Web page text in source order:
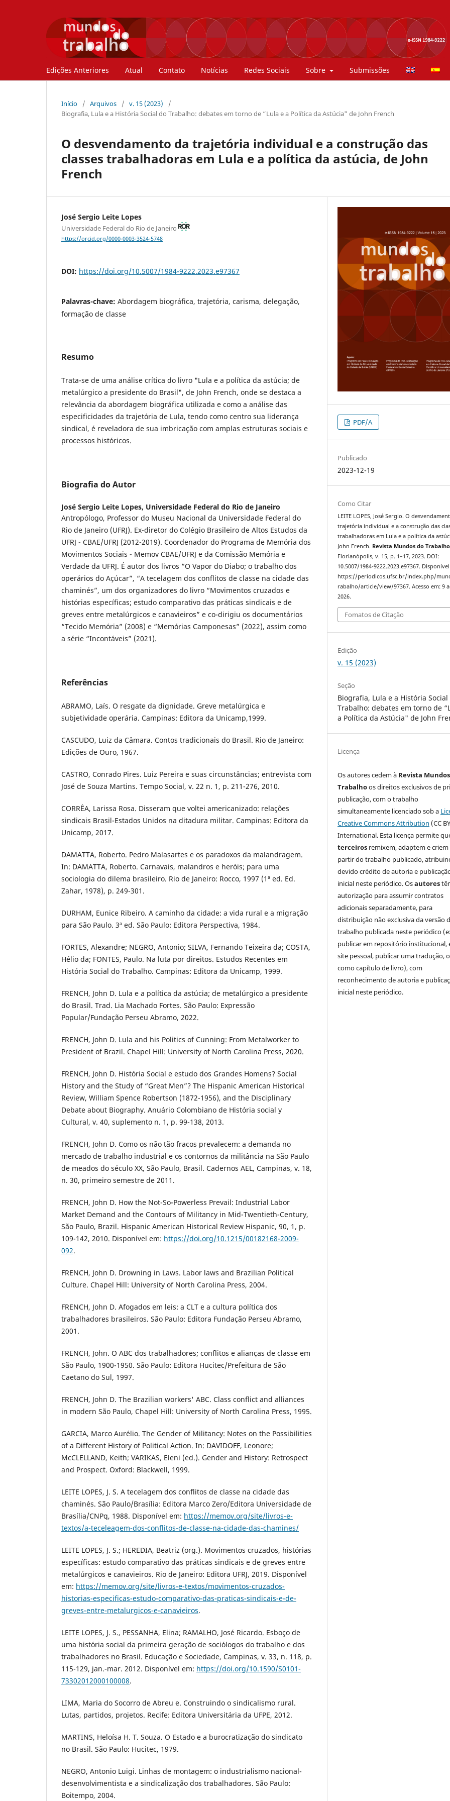
Edições Anteriores Atual Contato Notícias Redes Sociais Sobre Submissões
Início / Arquivos / v. 15 (2023)
/
Biografia, Lula e a História Social do Trabalho: debates em torno de “Lula e a Política da Astúcia" de John French
O desvendamento da trajetória individual e a construção das
classes trabalhadoras em Lula e a política da astúcia, de John
French
José Sergio Leite Lopes
Universidade Federal do Rio de Janeiro
https://orcid.org/0000-0003-3524-5748
DOI: https://doi.org/10.5007/1984-9222.2023.e97367
Palavras-chave: Abordagem biográfica, trajetória, carisma, delegação,
formação de classe
Resumo
Trata-se de uma análise crítica do livro "Lula e a política da astúcia; de
metalúrgico a presidente do Brasil", de John French, onde se destaca a
relevância da abordagem biográfica utilizada e como a análise das
especificidades da trajetória de Lula, tendo como centro sua liderança
sindical, é reveladora de sua imbricação com amplas estruturas sociais e
processos históricos.
Biografia do Autor
José Sergio Leite Lopes, Universidade Federal do Rio de Janeiro
Antropólogo, Professor do Museu Nacional da Universidade Federal do
Rio de Janeiro (UFRJ). Ex-diretor do Colégio Brasileiro de Altos Estudos da
UFRJ - CBAE/UFRJ (2012-2019). Coordenador do Programa de Memória dos
Movimentos Sociais - Memov CBAE/UFRJ e da Comissão Memória e
Verdade da UFRJ. É autor dos livros “O Vapor do Diabo; o trabalho dos
operários do Açúcar”, “A tecelagem dos conflitos de classe na cidade das
chaminés”, um dos organizadores do livro “Movimentos cruzados e
histórias específicas; estudo comparativo das práticas sindicais e de
greves entre metalúrgicos e canavieiros” e co-dirigiu os documentários
“Tecido Memória” (2008) e “Memórias Camponesas” (2022), assim como
a série “Incontáveis” (2021).
Referências
ABRAMO, Laís. O resgate da dignidade. Greve metalúrgica e
subjetividade operária. Campinas: Editora da Unicamp,1999.
CASCUDO, Luiz da Câmara. Contos tradicionais do Brasil. Rio de Janeiro:
Edições de Ouro, 1967.
CASTRO, Conrado Pires. Luiz Pereira e suas circunstâncias; entrevista com
José de Souza Martins. Tempo Social, v. 22 n. 1, p. 211-276, 2010.
CORRÊA, Larissa Rosa. Disseram que voltei americanizado: relações
sindicais Brasil-Estados Unidos na ditadura militar. Campinas: Editora da
Unicamp, 2017.
DAMATTA, Roberto. Pedro Malasartes e os paradoxos da malandragem.
In: DAMATTA, Roberto. Carnavais, malandros e heróis; para uma
sociologia do dilema brasileiro. Rio de Janeiro: Rocco, 1997 (1ª ed. Ed.
Zahar, 1978), p. 249-301.
DURHAM, Eunice Ribeiro. A caminho da cidade: a vida rural e a migração
para São Paulo. 3ª ed. São Paulo: Editora Perspectiva, 1984.
FORTES, Alexandre; NEGRO, Antonio; SILVA, Fernando Teixeira da; COSTA,
Hélio da; FONTES, Paulo. Na luta por direitos. Estudos Recentes em
História Social do Trabalho. Campinas: Editora da Unicamp, 1999.
FRENCH, John D. Lula e a política da astúcia; de metalúrgico a presidente
do Brasil. Trad. Lia Machado Fortes. São Paulo: Expressão
Popular/Fundação Perseu Abramo, 2022.
FRENCH, John D. Lula and his Politics of Cunning: From Metalworker to
President of Brazil. Chapel Hill: University of North Carolina Press, 2020.
FRENCH, John D. História Social e estudo dos Grandes Homens? Social
History and the Study of “Great Men”? The Hispanic American Historical
Review, William Spence Robertson (1872-1956), and the Disciplinary
Debate about Biography. Anuário Colombiano de História social y
Cultural, v. 40, suplemento n. 1, p. 99-138, 2013.
FRENCH, John D. Como os não tão fracos prevalecem: a demanda no
mercado de trabalho industrial e os contornos da militância na São Paulo
de meados do século XX, São Paulo, Brasil. Cadernos AEL, Campinas, v. 18,
n. 30, primeiro semestre de 2011.
FRENCH, John D. How the Not-So-Powerless Prevail: Industrial Labor
Market Demand and the Contours of Militancy in Mid-Twentieth-Century,
São Paulo, Brazil. Hispanic American Historical Review Hispanic, 90, 1, p.
109-142, 2010. Disponível em: https://doi.org/10.1215/00182168-2009-
092.
FRENCH, John D. Drowning in Laws. Labor laws and Brazilian Political
Culture. Chapel Hill: University of North Carolina Press, 2004.
FRENCH, John D. Afogados em leis: a CLT e a cultura política dos
trabalhadores brasileiros. São Paulo: Editora Fundação Perseu Abramo,
2001.
FRENCH, John. O ABC dos trabalhadores; conflitos e alianças de classe em
São Paulo, 1900-1950. São Paulo: Editora Hucitec/Prefeitura de São
Caetano do Sul, 1997.
FRENCH, John D. The Brazilian workers' ABC. Class conflict and alliances
in modern São Paulo, Chapel Hill: University of North Carolina Press, 1995.
GARCIA, Marco Aurélio. The Gender of Militancy: Notes on the Possibilities
of a Different History of Political Action. In: DAVIDOFF, Leonore;
McCLELLAND, Keith; VARIKAS, Eleni (ed.). Gender and History: Retrospect
and Prospect. Oxford: Blackwell, 1999.
LEITE LOPES, J. S. A tecelagem dos conflitos de classe na cidade das
chaminés. São Paulo/Brasília: Editora Marco Zero/Editora Universidade de
Brasília/CNPq, 1988. Disponível em: https://memov.org/site/livros-e-
textos/a-teceleagem-dos-conflitos-de-classe-na-cidade-das-chamines/
LEITE LOPES, J. S.; HEREDIA, Beatriz (org.). Movimentos cruzados, histórias
específicas: estudo comparativo das práticas sindicais e de greves entre
metalúrgicos e canavieiros. Rio de Janeiro: Editora UFRJ, 2019. Disponível
em: https://memov.org/site/livros-e-textos/movimentos-cruzados-
historias-especificas-estudo-comparativo-das-praticas-sindicais-e-de-
greves-entre-metalurgicos-e-canavieiros.
LEITE LOPES, J. S., PESSANHA, Elina; RAMALHO, José Ricardo. Esboço de
uma história social da primeira geração de sociólogos do trabalho e dos
trabalhadores no Brasil. Educação e Sociedade, Campinas, v. 33, n. 118, p.
115-129, jan.-mar. 2012. Disponível em: https://doi.org/10.1590/S0101-
73302012000100008.
LIMA, Maria do Socorro de Abreu e. Construindo o sindicalismo rural.
Lutas, partidos, projetos. Recife: Editora Universitária da UFPE, 2012.
MARTINS, Heloísa H. T. Souza. O Estado e a burocratização do sindicato
no Brasil. São Paulo: Hucitec, 1979.
NEGRO, Antonio Luigi. Linhas de montagem: o industrialismo nacional-
desenvolvimentista e a sindicalização dos trabalhadores. São Paulo:
Boitempo, 2004.
PDF/A
Publicado
2023-12-19
Como Citar
LEITE LOPES, José Sergio. O
trajetória individual e a construção das
trabalhadoras em Lula e a política da
John French. Revista Mundos do Trabalho
Florianópolis, v. 15, p. 1–17, 2023. DOI:
10.5007/1984-9222.2023.e97367.
https://periodicos.ufsc.br/index.php/
rabalho/article/view/97367. Acesso em: 9
2026.
Fomatos de Citação
Edição
v. 15 (2023)
Seção
Biografia, Lula e a História Social
Trabalho: debates em torno de
a Política da Astúcia" de John
Licença
Os autores cedem à Revista
Trabalhoos direitos exclusivos de
publicação, com o trabalho
simultaneamente licenciado sob a
Creative Commons Attribution (CC
International. Esta licença permite
terceiros remixem, adaptem e criem
partir do trabalho publicado,
devido crédito de autoria e
inicial neste periódico. Osautores
autorização para assumir contratos
adicionais separadamente, para
distribuição não exclusiva da versão
trabalho publicada neste periódico
publicar em repositório institucional,
site pessoal, publicar uma tradução,
como capítulo de livro), com
reconhecimento de autoria e
inicial neste periódico.